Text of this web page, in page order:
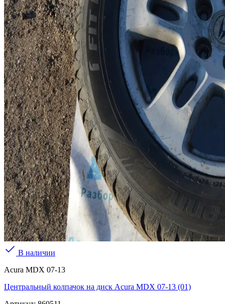
В наличии
Acura MDX 07-13
Центральный колпачок на диск Acura MDX 07-13 (01)